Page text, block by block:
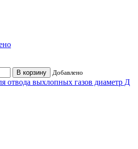
В корзину Добавлено
отвода выхлопных газов диаметр Д